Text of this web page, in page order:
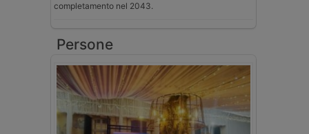
completamento nel 2043.
Persone